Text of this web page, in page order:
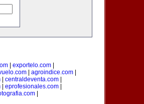
exportelo.com
| agroindice.com|
| centraldeventa.com|
eprofesionales.com